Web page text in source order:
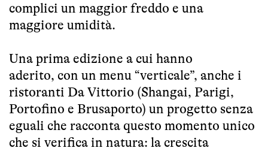
complici un maggior freddo e una
maggiore umidità.
Una prima edizione a cui hanno
aderito, con un menu “verticale”, anche i
ristoranti Da Vittorio (Shangai, Parigi,
Portofino e Brusaporto) un progetto senza
eguali che racconta questo momento unico
che si verifica in natura: la crescita